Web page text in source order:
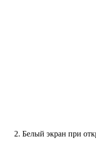
2. Белый экран при